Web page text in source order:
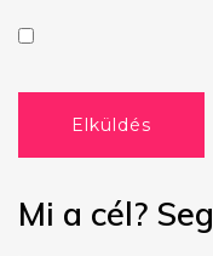
Elküldés
Mi a cél?